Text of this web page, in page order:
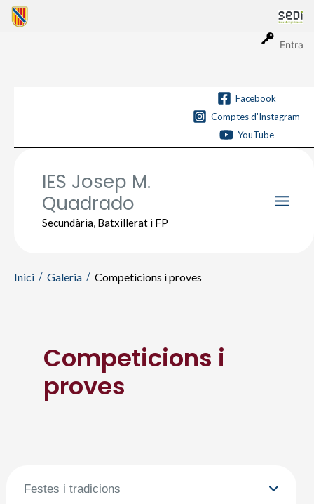
Entra
Vés
Facebook
Comptes d'Instagram
YouTube
IES Josep M.
Quadrado
Secundària, Batxillerat i FP
Inici Galeria Competicions i proves
Festes i tradicions
Competicions i
proves